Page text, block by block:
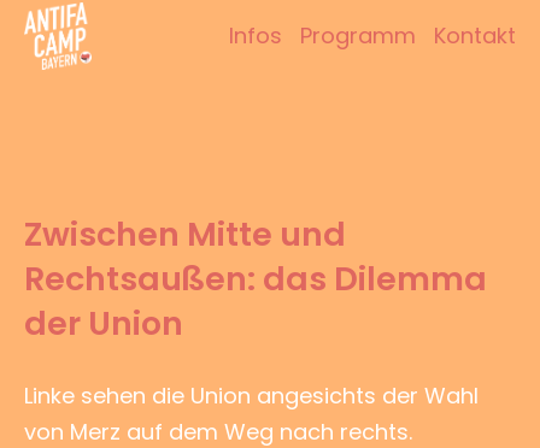
Zum
Inhalt
Infos Programm Kontakt
Zwischen Mitte und
Rechtsaußen: das Dilemma
der Union
Linke sehen die Union angesichts der Wahl
von Merz auf dem Weg nach rechts.